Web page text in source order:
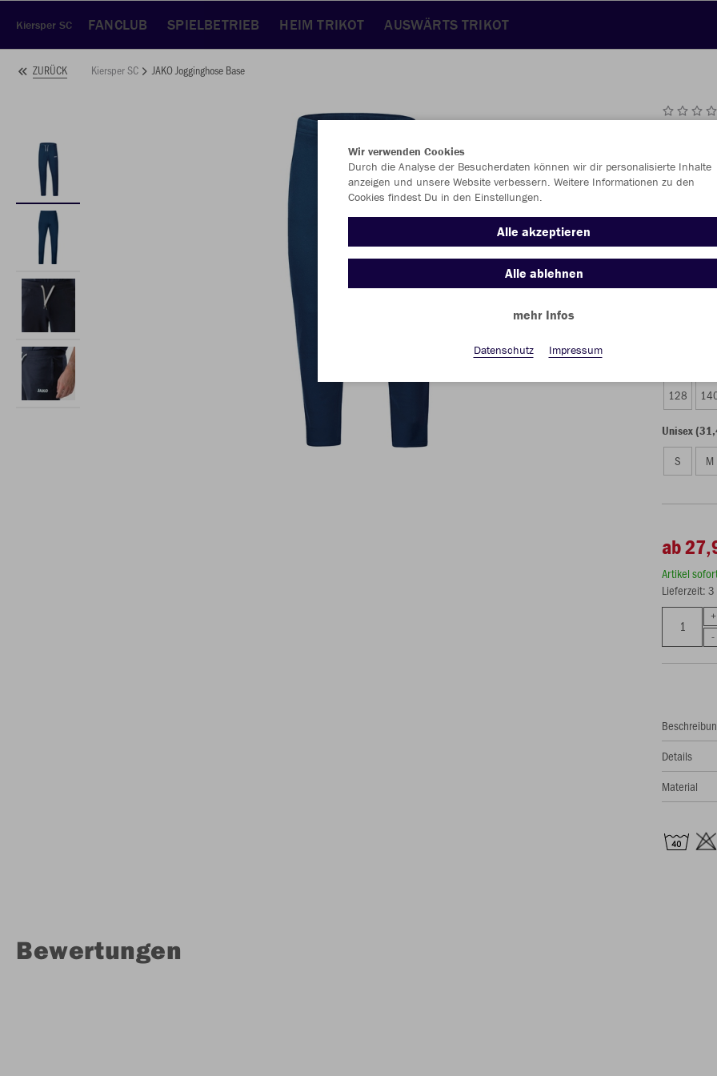
Kiersper SC FANCLUB SPIELBETRIEB HEIM TRIKOT AUSWÄRTS TRIKOT
ZURÜCK Kiersper SC JAKO Jogginghose Base
marine
128
Unisex
S M
ab
Artikel
Lieferzeit: 3
Details
Material
Bewertungen
Wir verwenden Cookies
Durch die Analyse der Besucherdaten können wir dir personalisierte Inhalte
anzeigen und unsere Website verbessern. Weitere Informationen zu den
Cookies findest Du in den Einstellungen.
Alle akzeptieren
Alle ablehnen
mehr Infos
Datenschutz Impressum